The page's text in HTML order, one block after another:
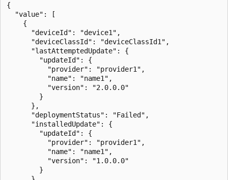
{
  "value": [
    {
      "deviceId": "device1",
      "deviceClassId": "deviceClassId1",
      "lastAttemptedUpdate": {
        "updateId": {
          "provider": "provider1",
          "name": "name1",
          "version": "2.0.0.0"
        }
      },
      "deploymentStatus": "Failed",
      "installedUpdate": {
        "updateId": {
          "provider": "provider1",
          "name": "name1",
          "version": "1.0.0.0"
        }